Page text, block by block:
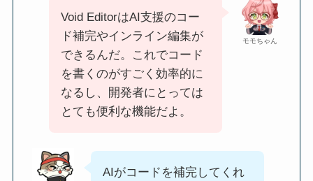
モモちゃん
Void EditorはAI支援のコー
ド補完やインライン編集が
できるんだ。これでコード
を書くのがすごく効率的に
なるし、開発者にとっては
とても便利な機能だよ。
AIがコードを補完してくれ